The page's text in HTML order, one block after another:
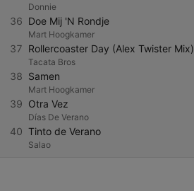
Donnie
36 Doe Mij 'N Rondje
Mart Hoogkamer
37 Rollercoaster Day (Alex Twister Mix)
Tacata Bros
38 Samen
Mart Hoogkamer
39 Otra Vez
Días De Verano
40 Tinto de Verano
Salao